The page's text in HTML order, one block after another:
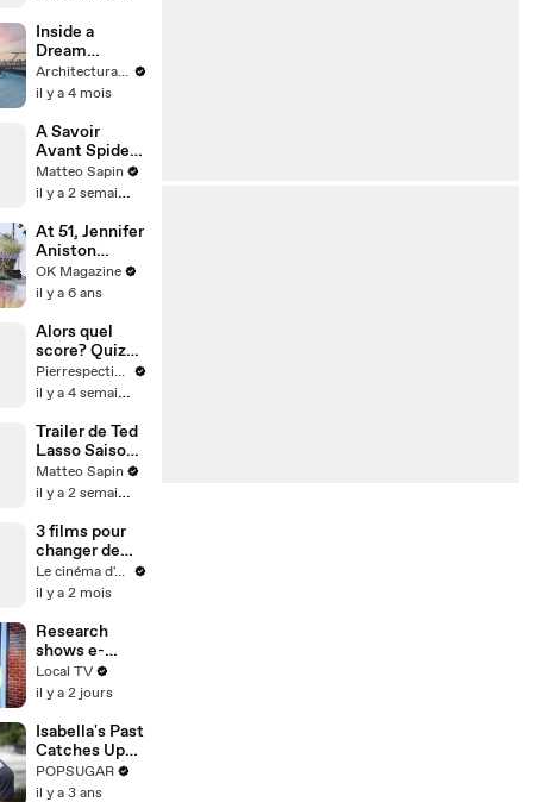
Inside a
Dream
Penthouse
Overlooking
Architectural Digest
il y a 4 mois
A Savoir
Avant Spider-
Man Brand
New Day
Matteo Sapin
il y a 2 semaines
At 51, Jennifer
Aniston
Looks
Flawless! See
Her Toned
Tummy:
Photos
OK Magazine
il y a 6 ans
Alors quel
score? Quiz
culture G Pierrespectives
il y a 4 semaines
Trailer de Ted
Lasso Saison
4
Matteo Sapin
il y a 2 semaines
3 films pour
changer de
vie
Le cinéma d'Amaury
il y a 2 mois
Research
shows e-
scooter riders
at greater risk
injuries than
cyclists and
motorcyclists
Local TV
il y a 2 jours
Isabella's Past
Catches Up
With Her in
Exclusive Clip
POPSUGAR
il y a 3 ans